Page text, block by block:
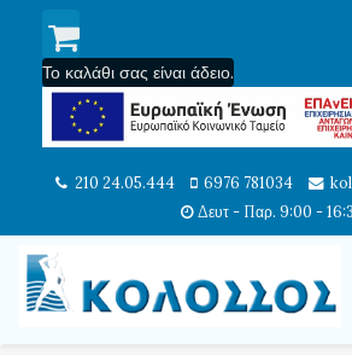
Το καλάθι σας είναι άδειο.
210 24.05.444 6976 781034
Δευτ - Παρ. 9:00 -